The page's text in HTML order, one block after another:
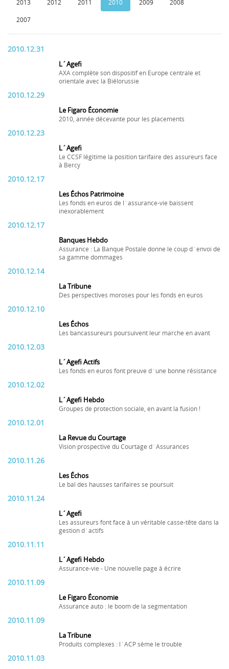
2013 2012 2011 2010 2009 2008
2007
2010.12.31
L´Agefi
AXA complète son dispositif en Europe centrale et
orientale avec la Biélorussie
2010.12.29
Le Figaro Économie
2010, année décevante pour les placements
2010.12.23
L´Agefi
Le CCSF légitime la position tarifaire des assureurs face
à Bercy
2010.12.17
Les Échos Patrimoine
Les fonds en euros de l´assurance-vie baissent
inexorablement
2010.12.17
Banques Hebdo
Assurance : La Banque Postale donne le coup d´envoi de
sa gamme dommages
2010.12.14
La Tribune
Des perspectives moroses pour les fonds en euros
2010.12.10
Les Échos
Les bancassureurs poursuivent leur marche en avant
2010.12.03
L´Agefi Actifs
Les fonds en euros font preuve d´une bonne résistance
2010.12.02
L´Agefi Hebdo
Groupes de protection sociale, en avant la fusion !
2010.12.01
La Revue du Courtage
Vision prospective du Courtage d´Assurances
2010.11.26
Les Échos
Le bal des hausses tarifaires se poursuit
2010.11.24
L´Agefi
Les assureurs font face à un véritable casse-tête dans la
gestion d´actifs
2010.11.11
L´Agefi Hebdo
Assurance-vie - Une nouvelle page à écrire
2010.11.09
Le Figaro Économie
Assurance auto : le boom de la segmentation
2010.11.09
La Tribune
Produits complexes : l´ACP sème le trouble
2010.11.03